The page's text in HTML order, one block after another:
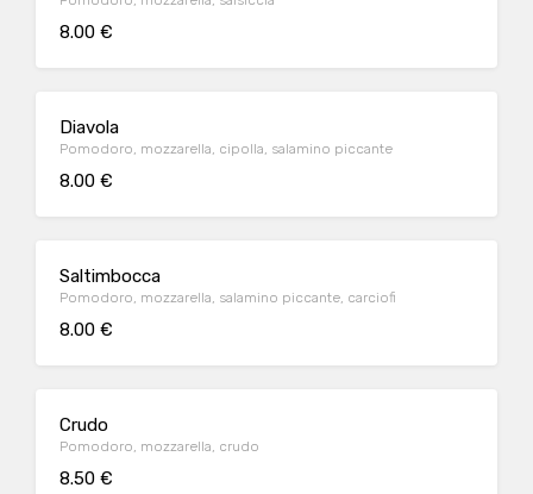
8.00 €
Diavola
Pomodoro, mozzarella, cipolla, salamino piccante
8.00 €
Saltimbocca
Pomodoro, mozzarella, salamino piccante, carciofi
8.00 €
Crudo
Pomodoro, mozzarella, crudo
8.50 €